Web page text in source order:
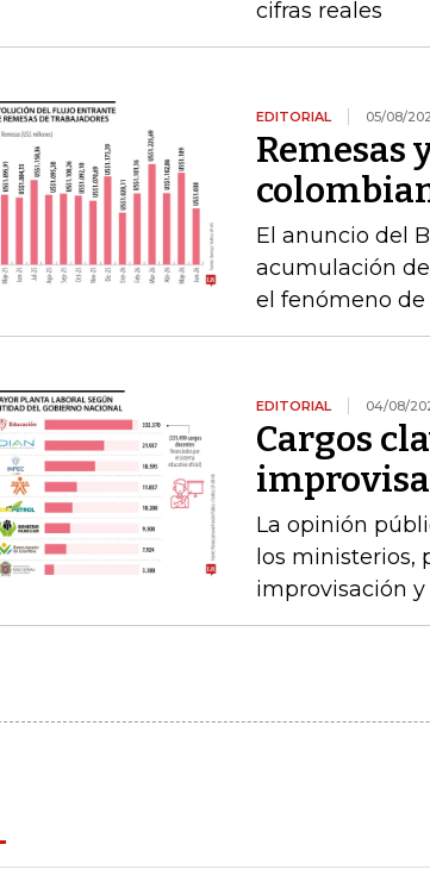
cifras reales
EDITORIAL 05/08/
Remesas
El anuncio del
acumulación
el fenómeno de
EDITORIAL 04/08/
Cargos
La opinión
los ministerios,
improvisación